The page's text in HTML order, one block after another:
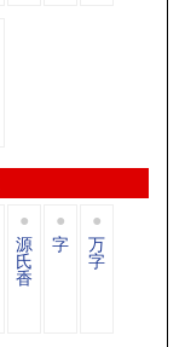
源
氏
香
字 万
字